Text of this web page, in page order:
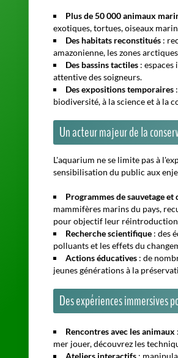
Des habitats reconstitués
:
amazonienne, les zones
Des bassins tactiles
: espaces
attentive des soigneurs.
Des expositions temporaires
biodiversité, à la science et à la
Un acteur majeur de la
L'aquarium ne se limite pas à
sensibilisation du public aux
Programmes de sauvetage et
pour objectif leur
Recherche scientifique
: des
polluants et les effets du
Actions éducatives : de
jeunes générations à la
Des expériences immersives
Rencontres avec les animaux
mer jouer, découvrez les
Ateliers interactifs
:
Visites guidées thématiques
des activités exclusives.